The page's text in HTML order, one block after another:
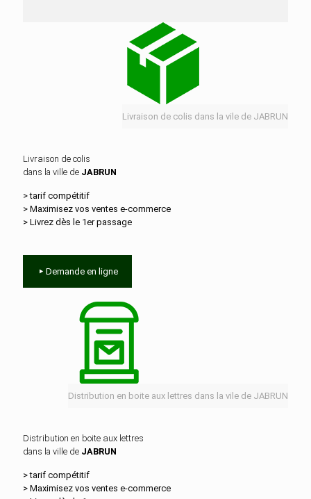
Livraison de colis dans la vile de JABRUN
Livraison de colis
dans la ville de JABRUN
> tarif compétitif
> Maximisez vos ventes e‑commerce
> Livrez dès le 1er passage
Demande en ligne
Distribution en boite aux lettres dans la vile de JABRUN
Distribution en boite aux lettres
dans la ville de JABRUN
> tarif compétitif
> Maximisez vos ventes e‑commerce